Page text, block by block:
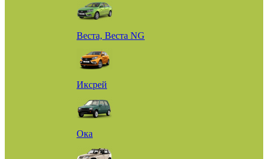
Веста, Веста NG
Иксрей
Ока